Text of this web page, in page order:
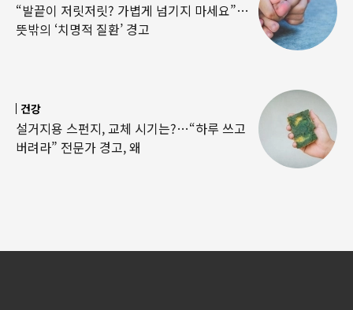
“발끝이 저릿저릿? 가볍게 넘기지 마세요”…
뜻밖의 ‘치명적 질환’ 경고
건강
설거지용 스펀지, 교체 시기는?…“하루 쓰고
버려라” 전문가 경고, 왜